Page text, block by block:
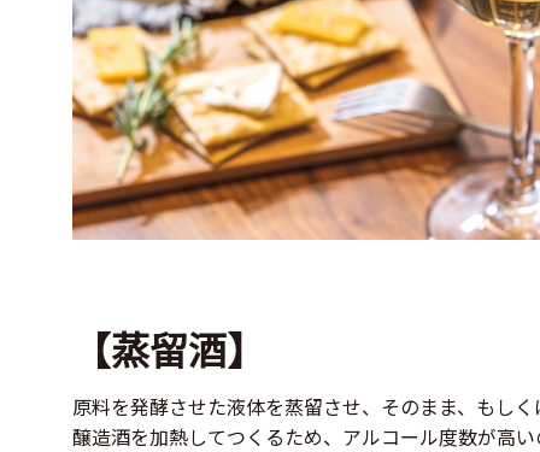
【蒸留酒】
原料を発酵させた液体を蒸留させ、そのまま、もし
醸造酒を加熱してつくるため、アルコール度数が高